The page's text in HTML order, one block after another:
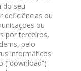
do seu
deficiências ou
ou
por terceiros,
pelo
informáticos
(“download”)